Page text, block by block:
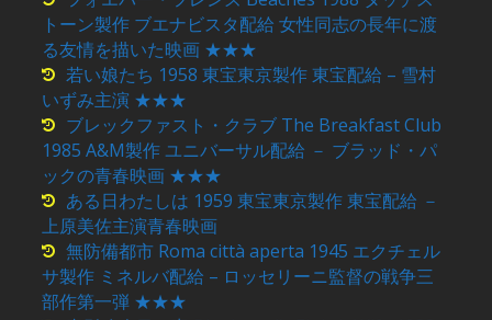
トーン製作 ブエナビスタ配給 女性同志の長年に渡
る友情を描いた映画 ★★★
若い娘たち 1958 東宝東京製作 東宝配給 – 雪村
いずみ主演 ★★★
ブレックファスト・クラブ The Breakfast Club
1985 A&M製作 ユニバーサル配給 － ブラッド・パ
ックの青春映画 ★★★
ある日わたしは 1959 東宝東京製作 東宝配給 －
上原美佐主演青春映画
無防備都市 Roma città aperta 1945 エクチェル
サ製作 ミネルバ配給 – ロッセリーニ監督の戦争三
部作第一弾 ★★★